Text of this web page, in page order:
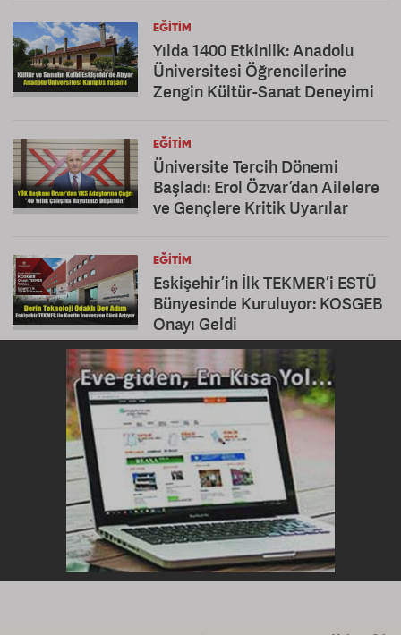
EĞITIM
Yılda 1400 Etkinlik: Anadolu
Üniversitesi Öğrencilerine
Zengin Kültür-Sanat Deneyimi
EĞITIM
Üniversite Tercih Dönemi
Başladı: Erol Özvar’dan Ailelere
ve Gençlere Kritik Uyarılar
EĞITIM
Eskişehir’in İlk TEKMER’i ESTÜ
Bünyesinde Kuruluyor: KOSGEB
Onayı Geldi